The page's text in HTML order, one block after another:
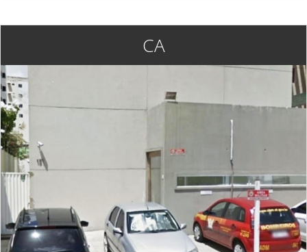
CA